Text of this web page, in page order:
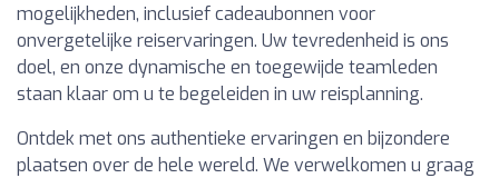
mogelijkheden, inclusief cadeaubonnen voor
onvergetelijke reiservaringen. Uw tevredenheid is ons
doel, en onze dynamische en toegewijde teamleden
staan klaar om u te begeleiden in uw reisplanning.
Ontdek met ons authentieke ervaringen en bijzondere
plaatsen over de hele wereld. We verwelkomen u graag